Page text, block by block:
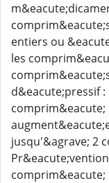
entiers ou
les
d&eacute;pressif :
jusqu'&agrave; 2